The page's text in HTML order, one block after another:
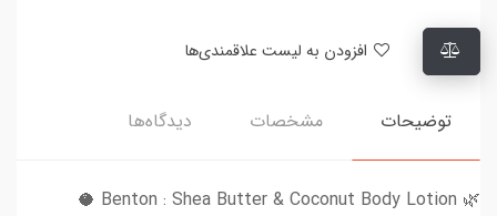
توضیحات مشخصات دیدگاه‌ها
🌿 Benton : Shea Butter & Coconut Body Lotion 🥥